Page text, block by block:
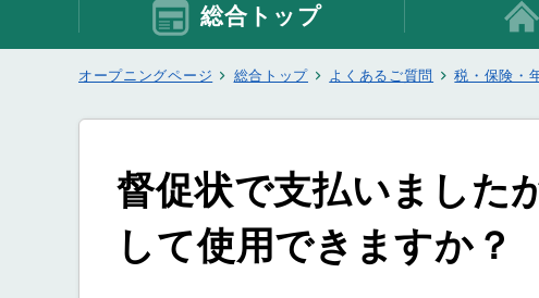
総合トップ
オープニングページ 総合トップ よくあるご質問 税・保険・
督促状で支払いました
して使用できますか？